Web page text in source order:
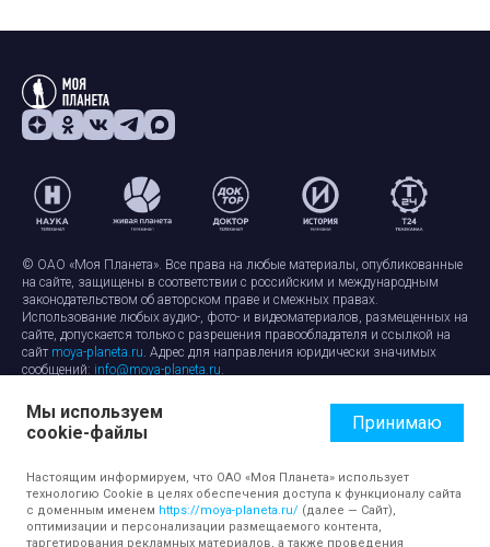
© ОАО «Моя Планета». Все права на любые материалы, опубликованные
на сайте, защищены в соответствии с российским и международным
законодательством об авторском праве и смежных правах.
Использование любых аудио-, фото- и видеоматериалов, размещенных на
сайте, допускается только с разрешения правообладателя и ссылкой на
сайт moya-planeta.ru. Адрес для направления юридически значимых
сообщений: info@moya-planeta.ru.
Правила сайтаРабота с cookie-файлами
Защита персональных данных
Обработка персональных данных
Мы используем
cookie-файлы
Принимаю
Настоящим информируем, что ОАО «Моя Планета» использует
технологию Cookie в целях обеспечения доступа к функционалу сайта
с доменным именем https://moya-planeta.ru/ (далее — Сайт),
оптимизации и персонализации размещаемого контента,
таргетирования рекламных материалов, а также проведения